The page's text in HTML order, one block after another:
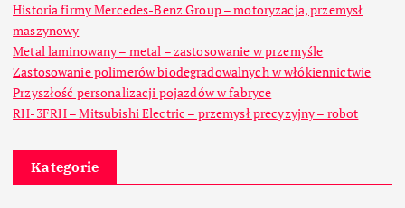
Historia firmy Mercedes-Benz Group – motoryzacja, przemysł
maszynowy
Metal laminowany – metal – zastosowanie w przemyśle
Zastosowanie polimerów biodegradowalnych w włókiennictwie
Przyszłość personalizacji pojazdów w fabryce
RH-3FRH – Mitsubishi Electric – przemysł precyzyjny – robot
Kategorie